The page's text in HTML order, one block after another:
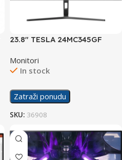
23.8″ TESLA 24MC345GF
Monitori
In stock
Zatraži ponudu
SKU: 36908